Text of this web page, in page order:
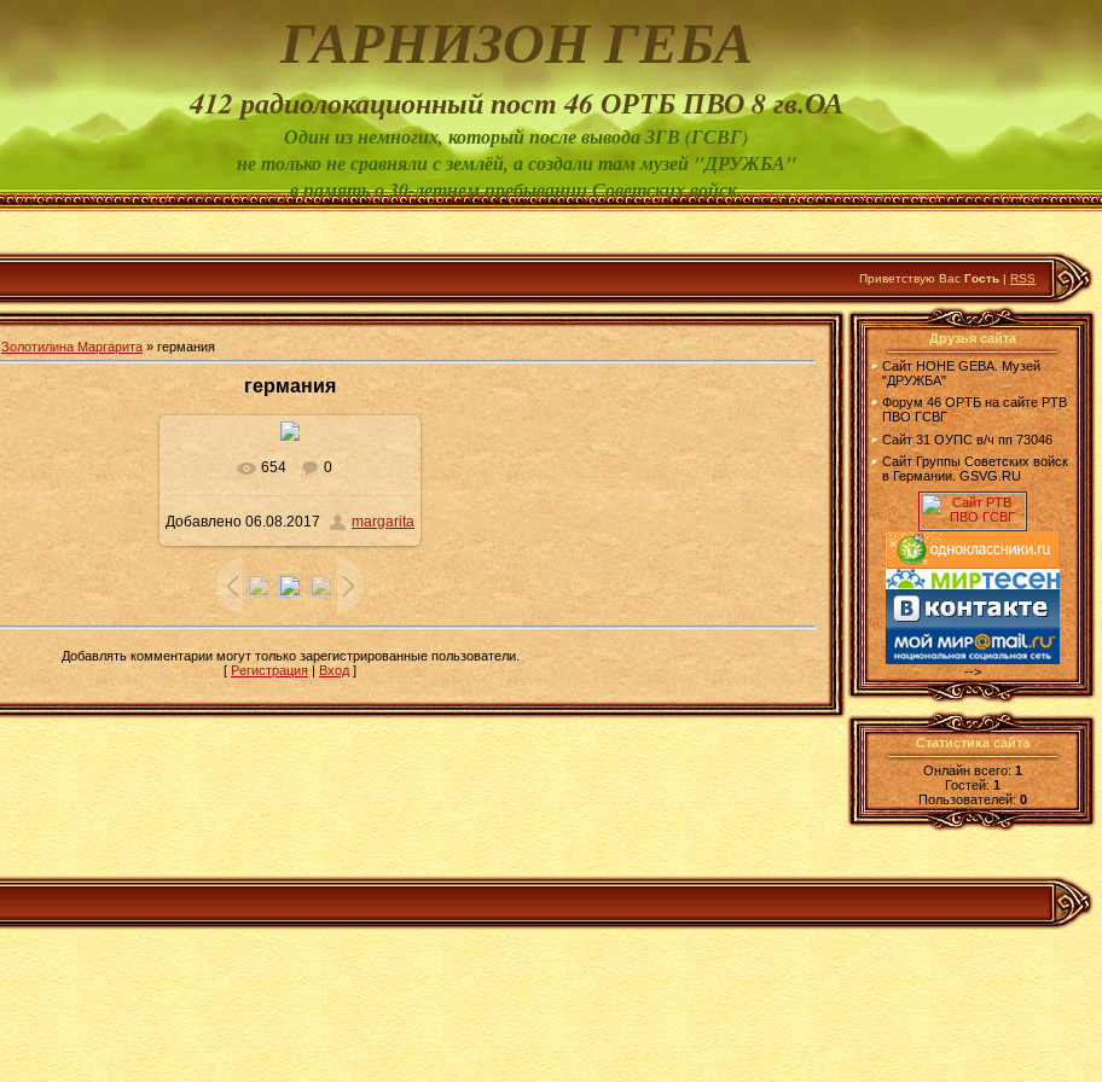
ГАРНИЗОН ГЕБА
412 радиолокационный пост 46 ОРТБ ПВО 8 гв.ОА
Один из немногих, который после вывода ЗГВ (ГСВГ)
не только не сравняли с землёй, а создали там музей "ДРУЖБА"
в память о 30-летнем пребывании Советских войск.
Приветствую Вас Гость | RSS
Золотилина Маргарита » германия
германия
В реальном размере
1500x2000/ 559.2Kb
654 0
Добавлено 06.08.2017 margarita
Добавлять комментарии могут только зарегистрированные пользователи.
[ Регистрация | Вход ]
Друзья сайта
Сайт HOHE GEBA. Музей
"ДРУЖБА"
Форум 46 ОРТБ на сайте РТВ
ПВО ГСВГ
Сайт 31 ОУПС в/ч пп 73046
Сайт Группы Советских войск
в Германии. GSVG.RU
-->
Статистика сайта
Онлайн всего: 1
Гостей:1
Пользователей:0